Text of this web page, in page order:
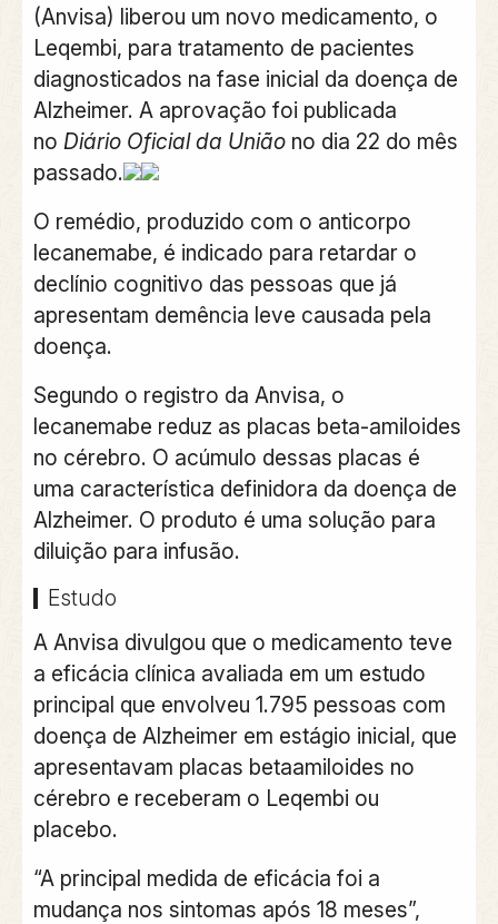
(Anvisa) liberou um novo medicamento, o
Leqembi, para tratamento de pacientes
diagnosticados na fase inicial da doença de
Alzheimer. A aprovação foi publicada
no Diário Oficial da Uniãono dia 22 do mês
passado.
O remédio, produzido com o anticorpo
lecanemabe, é indicado para retardar o
declínio cognitivo das pessoas que já
apresentam demência leve causada pela
doença.
Segundo o registro da Anvisa, o
lecanemabe reduz as placas beta-amiloides
no cérebro. O acúmulo dessas placas é
uma característica definidora da doença de
Alzheimer. O produto é uma solução para
diluição para infusão.
Estudo
A Anvisa divulgou que o medicamento teve
a eficácia clínica avaliada em um estudo
principal que envolveu 1.795 pessoas com
doença de Alzheimer em estágio inicial, que
apresentavam placas betaamiloides no
cérebro e receberam o Leqembi ou
placebo.
“A principal medida de eficácia foi a
mudança nos sintomas após 18 meses”,